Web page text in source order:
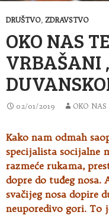
DRUŠTVO, ZDRAVSTVO
OKO NAS
VRBAŠANI
02/01/2019 OKO NAS
Kako nam odmah
specijalista socijalne
razmeće rukama,
dopre do tuđeg nosa.
svačijeg nosa dopire
neuporedivo gori. To